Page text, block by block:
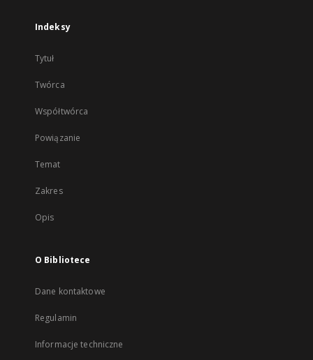
Indeksy
Tytuł
Twórca
Współtwórca
Powiązanie
Temat
Zakres
Opis
O Bibliotece
Dane kontaktowe
Regulamin
Informacje techniczne